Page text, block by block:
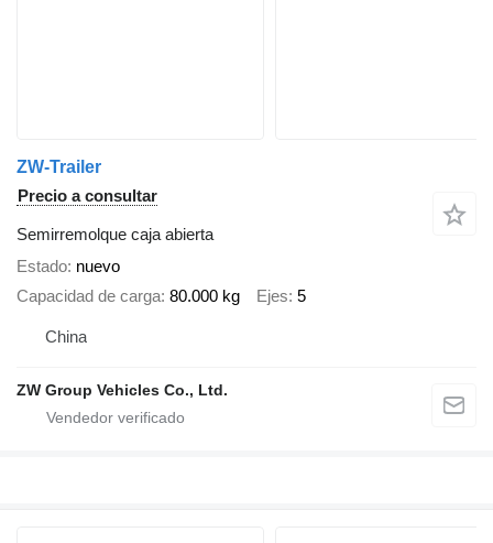
ZW-Trailer
Precio a consultar
Semirremolque caja abierta
Estado nuevo
Capacidad de carga 80.000 kg Ejes 5
China
ZW Group Vehicles Co., Ltd.